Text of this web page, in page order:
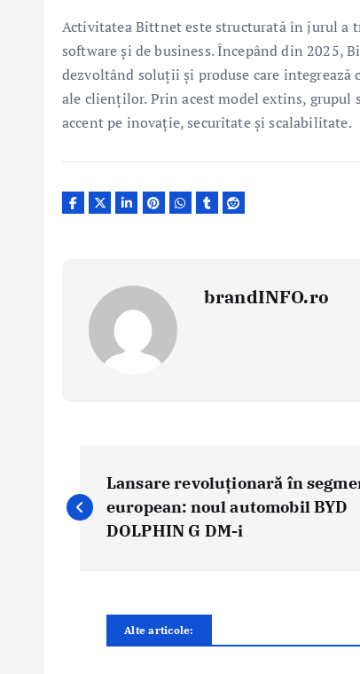
Activitatea Bittnet este structurată în jurul
software și de business. Începând din 2025,
dezvoltând soluții și produse care
ale clienților. Prin acest model extins,
accent pe inovație, securitate și scalabilitate.
brandINFO.ro
v
Lansare revoluționară în
european: noul automobil BYD
DOLPHIN G DM-i
Alte articole: